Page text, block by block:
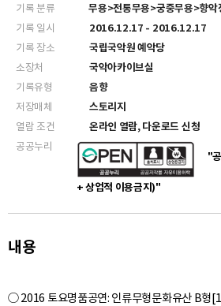
기록 분류
무용>전통무용>궁중무용>향악
기록 일시
2016.12.17 - 2016.12.17
기록 장소
국립국악원 예악당
소장처
국악아카이브실
기록유형
음향
저장매체
스토리지
열람 조건
온라인 열람, 다운로드 신청
공공누리
"
+ 상업적 이용금지)"
내용
○ 2016 토요명품공연: 인류무형문화유산 B형